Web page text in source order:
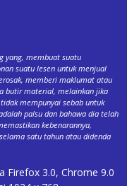
yang, membuat suatu
suatu lesen untuk menjual
memberi maklumat atau
butir material, melainkan jika
mempunyai sebab untuk
palsu dan bahawa dia telah
kebenarannya,
satu tahun atau didenda
Firefox 3.0, Chrome 9.0